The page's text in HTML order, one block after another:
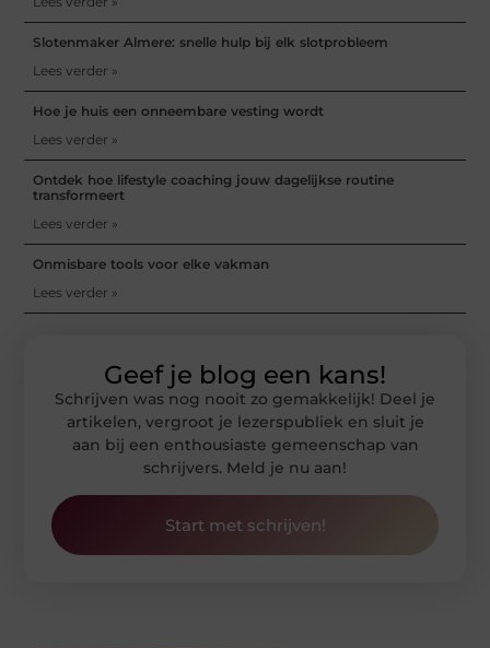
Slotenmaker Almere: snelle hulp bij elk slotprobleem
Lees verder »
Hoe je huis een onneembare vesting wordt
Lees verder »
Ontdek hoe lifestyle coaching jouw dagelijkse routine
transformeert
Lees verder »
Onmisbare tools voor elke vakman
Lees verder »
Geef je blog een kans!
Schrijven was nog nooit zo gemakkelijk! Deel je
artikelen, vergroot je lezerspubliek en sluit je
aan bij een enthousiaste gemeenschap van
schrijvers. Meld je nu aan!
Start met schrijven!